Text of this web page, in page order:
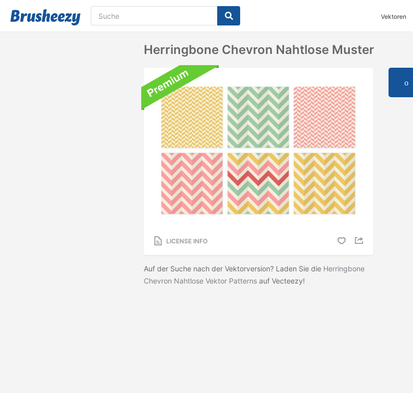
Vektoren
Herringbone Chevron Nahtlose Muster
LICENSE INFO
Auf der Suche nach der Vektorversion? Laden Sie die Herringbone
Chevron Nahtlose Vektor Patterns auf Vecteezy!